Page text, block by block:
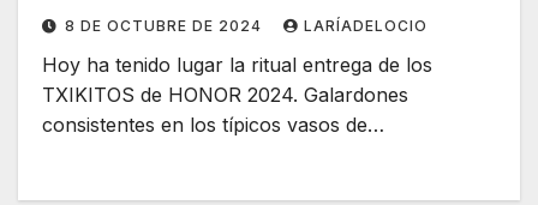
8 DE OCTUBRE DE 2024 LARÍADELOCIO
Hoy ha tenido lugar la ritual entrega de los
TXIKITOS de HONOR 2024. Galardones
consistentes en los típicos vasos de…